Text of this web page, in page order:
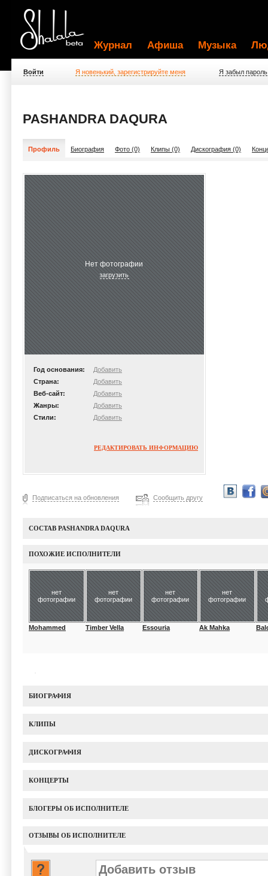
Журнал Афиша Музыка
Войти Я новенький, зарегистрируйте меня Я забыл пароль
PASHANDRA DAQURA
Профиль Биография Фото (0) Клипы (0) Дискография (0)
Нет фотографии
загрузить
Год основания:
Добавить
Страна:
Добавить
Веб-сайт:
Добавить
Жанры:
Добавить
Стили:
Добавить
РЕДАКТИРОВАТЬ ИНФОРМАЦИЮ
Подписаться на обновления Сообщить другу
СОСТАВ PASHANDRA DAQURA
ПОХОЖИЕ ИСПОЛНИТЕЛИ
нет
фотографии
Mohammed
нет
фотографии
Timber Vella
нет
фотографии
Essouria
нет
фотографии
Ak Mahka
БИОГРАФИЯ
КЛИПЫ
ДИСКОГРАФИЯ
КОНЦЕРТЫ
БЛОГЕРЫ ОБ ИСПОЛНИТЕЛЕ
ОТЗЫВЫ ОБ ИСПОЛНИТЕЛЕ